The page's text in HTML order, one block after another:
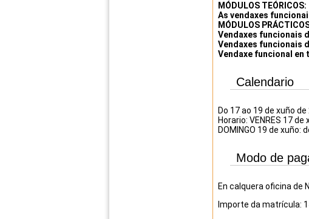
MÓDULOS TEÓRICOS:
As vendaxes
MÓDULOS
Vendaxes funcionais
Vendaxes funcionais
Vendaxe funcional en
Calendario
Do 17 ao 19 de xuño de
Horario: VENRES 17
DOMINGO 19 de xuño:
Modo de
En calquera oficina de
Importe da matrícula: